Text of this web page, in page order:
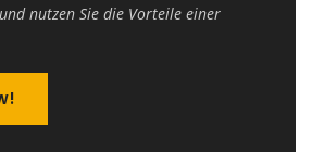
nutzen Sie die Vorteile einer